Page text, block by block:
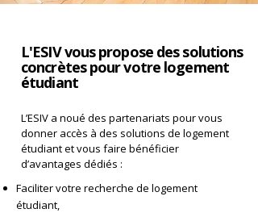
L'ESIV vous propose des solutions
concrètes pour votre logement
étudiant
L’ESIV a noué des partenariats pour vous
donner accès à des solutions de logement
étudiant et vous faire bénéficier
d’avantages dédiés :
Faciliter votre recherche de logement
étudiant,